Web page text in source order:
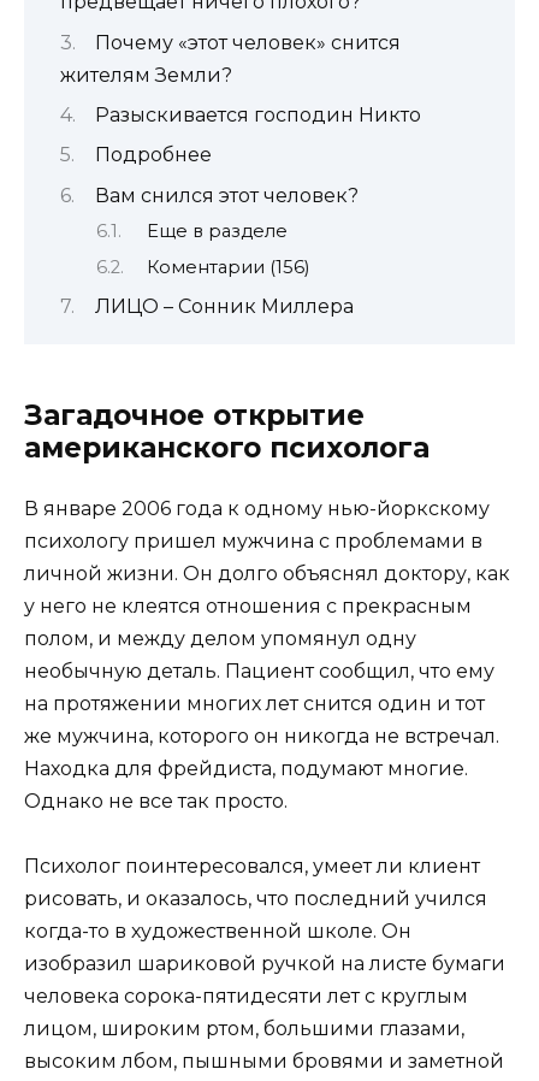
Почему «этот человек» снится
жителям Земли?
Разыскивается господин Никто
Подробнее
Вам снился этот человек?
Еще в разделе
Коментарии (156)
ЛИЦО – Сонник Миллера
Загадочное открытие
американского психолога
В январе 2006 года к одному нью-йоркскому
психологу пришел мужчина с проблемами в
личной жизни. Он долго объяснял доктору, как
у него не клеятся отношения с прекрасным
полом, и между делом упомянул одну
необычную деталь. Пациент сообщил, что ему
на протяжении многих лет снится один и тот
же мужчина, которого он никогда не встречал.
Находка для фрейдиста, подумают многие.
Однако не все так просто.
Психолог поинтересовался, умеет ли клиент
рисовать, и оказалось, что последний учился
когда-то в художественной школе. Он
изобразил шариковой ручкой на листе бумаги
человека сорока-пятидесяти лет с круглым
лицом, широким ртом, большими глазами,
высоким лбом, пышными бровями и заметной